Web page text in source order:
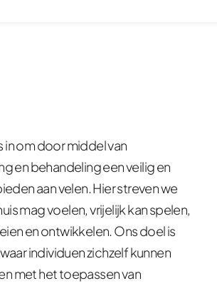
in om door middel van
en behandeling een veilig en
aan velen. Hier streven we
mag voelen, vrijelijk kan spelen,
en ontwikkelen. Ons doel is
individuen zichzelf kunnen
met het toepassen van